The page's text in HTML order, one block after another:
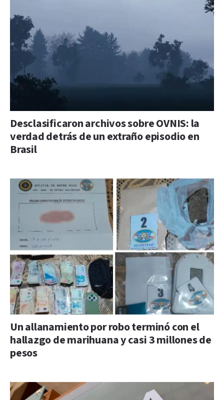
Desclasificaron archivos sobre OVNIS: la
verdad detrás de un extraño episodio en
Brasil
Un allanamiento por robo terminó con el
hallazgo de marihuana y casi 3 millones de
pesos